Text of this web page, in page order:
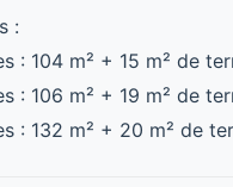
:
: 104 m² + 15 m² de
: 106 m² + 19 m² de
: 132 m² + 20 m² de